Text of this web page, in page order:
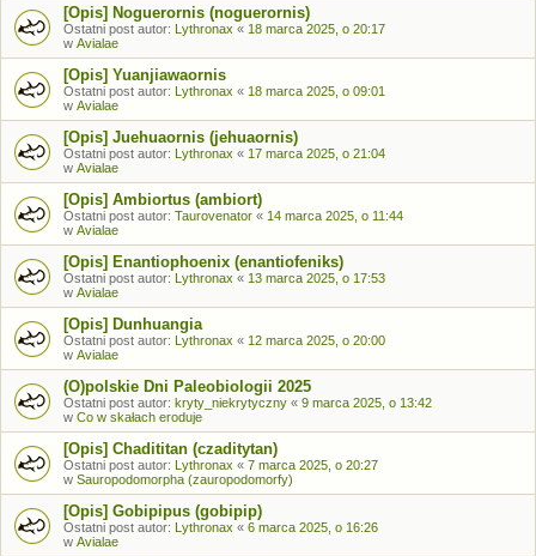
[Opis] Noguerornis (noguerornis)
Ostatni post autor: Lythronax « 18 marca 2025, o 20:17
w Avialae
[Opis] Yuanjiawaornis
Ostatni post autor: Lythronax « 18 marca 2025, o 09:01
w Avialae
[Opis] Juehuaornis (jehuaornis)
Ostatni post autor: Lythronax « 17 marca 2025, o 21:04
w Avialae
[Opis] Ambiortus (ambiort)
Ostatni post autor: Taurovenator « 14 marca 2025, o 11:44
w Avialae
[Opis] Enantiophoenix (enantiofeniks)
Ostatni post autor: Lythronax « 13 marca 2025, o 17:53
w Avialae
[Opis] Dunhuangia
Ostatni post autor: Lythronax « 12 marca 2025, o 20:00
w Avialae
(O)polskie Dni Paleobiologii 2025
Ostatni post autor: kryty_niekrytyczny « 9 marca 2025, o 13:42
w Co w skałach eroduje
[Opis] Chadititan (czaditytan)
Ostatni post autor: Lythronax « 7 marca 2025, o 20:27
w Sauropodomorpha (zauropodomorfy)
[Opis] Gobipipus (gobipip)
Ostatni post autor: Lythronax « 6 marca 2025, o 16:26
w Avialae